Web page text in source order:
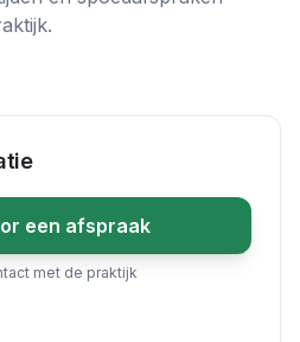
een afspraak
met de praktijk